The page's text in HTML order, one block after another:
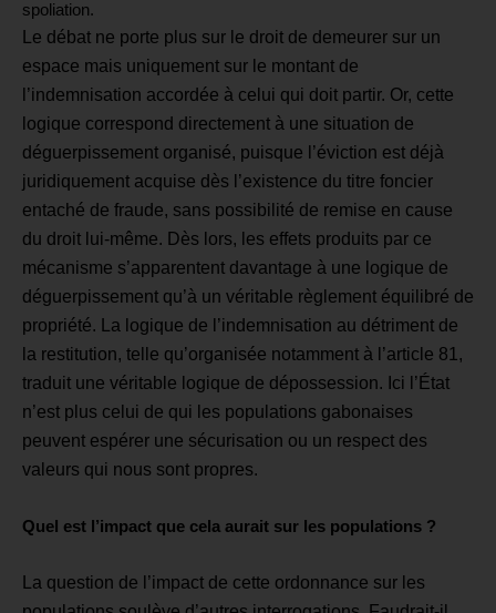
spoliation.
Le débat ne porte plus sur le droit de demeurer sur un
espace mais uniquement sur le montant de
l’indemnisation accordée à celui qui doit partir. Or, cette
logique correspond directement à une situation de
déguerpissement organisé, puisque l’éviction est déjà
juridiquement acquise dès l’existence du titre foncier
entaché de fraude, sans possibilité de remise en cause
du droit lui-même. Dès lors, les effets produits par ce
mécanisme s’apparentent davantage à une logique de
déguerpissement qu’à un véritable règlement équilibré de
propriété. La logique de l’indemnisation au détriment de
la restitution, telle qu’organisée notamment à l’article 81,
traduit une véritable logique de dépossession. Ici l’État
n’est plus celui de qui les populations gabonaises
peuvent espérer une sécurisation ou un respect des
valeurs qui nous sont propres.
Quel est l’impact que cela aurait sur les populations ?
La question de l’impact de cette ordonnance sur les